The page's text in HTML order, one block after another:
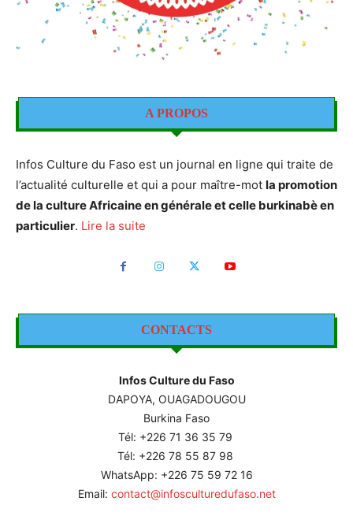
A PROPOS
Infos Culture du Faso est un journal en ligne qui traite de
l’actualité culturelle et qui a pour maître-mot la promotion
de la culture Africaine en générale et celle burkinabè en
particulier. Lire la suite
CONTACTS
Infos Culture du Faso
DAPOYA, OUAGADOUGOU
Burkina Faso
Tél: +226 71 36 35 79
Tél: +226 78 55 87 98
WhatsApp: +226 75 59 72 16
Email: contact@infosculturedufaso.net